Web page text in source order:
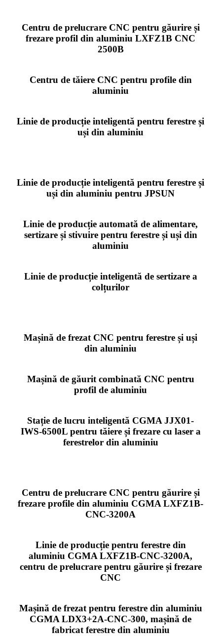
Centru de prelucrare CNC pentru găurire și
frezare profil din aluminiu LXFZ1B CNC
2500B
Centru de tăiere CNC pentru profile din
aluminiu
Linie de producție inteligentă pentru ferestre și
uși din aluminiu
Linie de producție inteligentă pentru ferestre și
uși din aluminiu pentru JPSUN
Linie de producție automată de alimentare,
sertizare și stivuire pentru ferestre și uși din
aluminiu
Linie de producție inteligentă de sertizare a
colțurilor
Mașină de frezat CNC pentru ferestre și uși
din aluminiu
Mașină de găurit combinată CNC pentru
profil de aluminiu
Stație de lucru inteligentă CGMA JJX01-
IWS-6500L pentru tăiere și frezare cu laser a
ferestrelor din aluminiu
Centru de prelucrare CNC pentru găurire și
frezare profile din aluminiu CGMA LXFZ1B-
CNC-3200A
Linie de producție pentru ferestre din
aluminiu CGMA LXFZ1B-CNC-3200A,
centru de prelucrare pentru găurire și frezare
CNC
Mașină de frezat pentru ferestre din aluminiu
CGMA LDX3+2A-CNC-300, mașină de
fabricat ferestre din aluminiu